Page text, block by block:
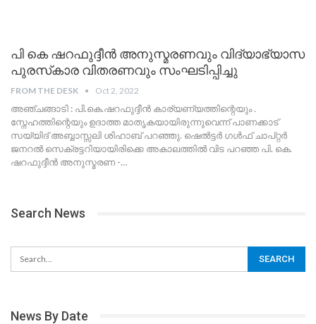
പി കെ ഷറഫുദ്ദീൻ അനുസ്മരണവും വിദ്യാഭ്യാസ
പുരസ്‌കാര വിതരണവും സംഘടിപ്പിച്ചു
FROM THE DESK Oct 2, 2022
അഞ്ചങ്ങാടി : പി.കെ.ഷറഫുദ്ദീൻ കാര്യണ്യത്തിന്റെയും .
സ്നേഹത്തിന്റെയും ഉദാത്ത മാതൃകയായിരുന്നുവെന്ന് പാണക്കാട്
സയ്യിദ് അബ്ബാസ്സലി ശിഹാബ് പറഞ്ഞു. ഷെൽട്ടർ ഗൾഫ് ചാപ്റ്റർ
ജനറൽ സെക്രട്ടറിയായിരിക്കെ അകാലത്തിൽ വിട പറഞ്ഞ പി. കെ.
ഷറഫുദ്ദീൻ അനുസ്മരണ -…
Search News
News By Date